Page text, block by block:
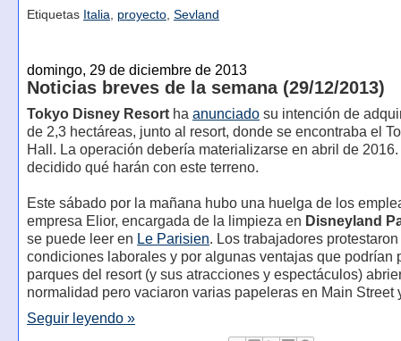
Etiquetas Italia proyecto, Sevland
domingo, 29 de diciembre de 2013
Noticias breves de la semana (29/12/2013)
Tokyo Disney Resortha anunciadosu intención de
de 2,3 hectáreas, junto al resort, donde se encontraba el
Hall. La operación debería materializarse en abril de
decidido qué harán con este terreno.
Este sábado por la mañana hubo una huelga de los
empresa Elior, encargada de la limpieza en Disneyland
se puede leer en Le Parisien. Los trabajadores
condiciones laborales y por algunas ventajas que podrían
parques del resort (y sus atracciones y espectáculos)
normalidad pero vaciaron varias papeleras en Main Street
Seguir leyendo »